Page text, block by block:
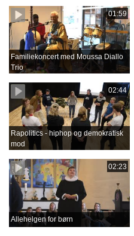
01:59
Familiekoncert med Moussa Diallo
Trio
02:44
Rapolitics - hiphop og demokratisk
mod
02:23
Allehelgen for børn